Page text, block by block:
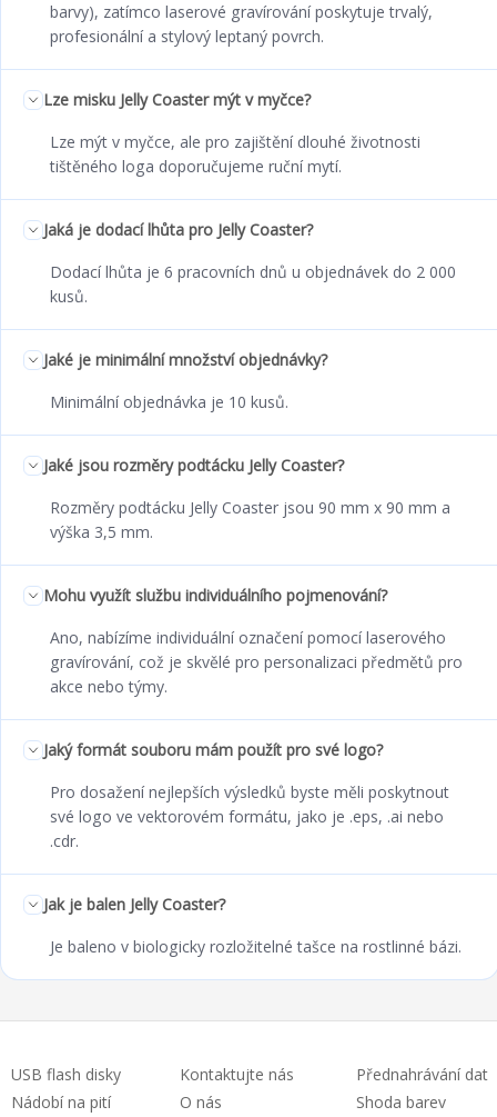
barvy), zatímco laserové gravírování poskytuje trvalý,
profesionální a stylový leptaný povrch.
Lze misku Jelly Coaster mýt v myčce?
Lze mýt v myčce, ale pro zajištění dlouhé životnosti
tištěného loga doporučujeme ruční mytí.
Jaká je dodací lhůta pro Jelly Coaster?
Dodací lhůta je 6 pracovních dnů u objednávek do 2 000
kusů.
Jaké je minimální množství objednávky?
Minimální objednávka je 10 kusů.
Jaké jsou rozměry podtácku Jelly Coaster?
Rozměry podtácku Jelly Coaster jsou 90 mm x 90 mm a
výška 3,5 mm.
Mohu využít službu individuálního pojmenování?
Ano, nabízíme individuální označení pomocí laserového
gravírování, což je skvělé pro personalizaci předmětů pro
akce nebo týmy.
Jaký formát souboru mám použít pro své logo?
Pro dosažení nejlepších výsledků byste měli poskytnout
své logo ve vektorovém formátu, jako je .eps, .ai nebo
.cdr.
Jak je balen Jelly Coaster?
Je baleno v biologicky rozložitelné tašce na rostlinné bázi.
USB flash disky
Nádobí na pití
Kontaktujte nás
O nás
Přednahrávání dat
Shoda barev